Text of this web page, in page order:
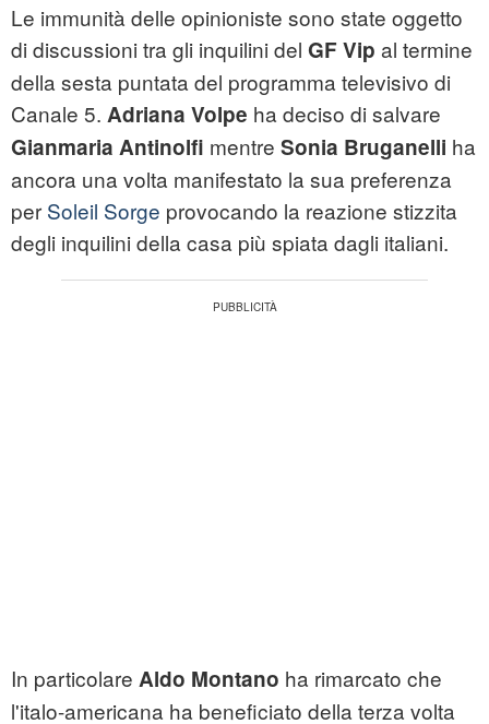
Le immunità delle opinioniste sono state oggetto
di discussioni tra gli inquilini del GF Vip al termine
della sesta puntata del programma televisivo di
Canale 5. Adriana Volpe ha deciso di salvare
Gianmaria Antinolfi mentre Sonia Bruganelli ha
ancora una volta manifestato la sua preferenza
per Soleil Sorge provocando la reazione stizzita
degli inquilini della casa più spiata dagli italiani.
In particolare Aldo Montano ha rimarcato che
l'italo-americana ha beneficiato della terza volta